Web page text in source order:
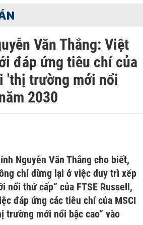
Văn Thắng: Việt
đáp ứng tiêu chí của
'thị trường mới nổi
2030
Nguyễn Văn Thắng cho biết,
chỉ dừng lại ở việc duy trì xếp
nổi thứ cấp” của FTSE Russell,
đáp ứng các tiêu chí của MSCI
trường mới nổi bậc cao” vào